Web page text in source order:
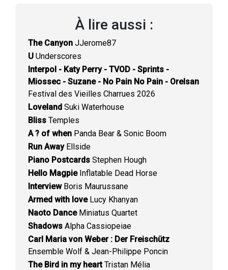
À lire aussi :
The Canyon JJerome87
U Underscores
Interpol - Katy Perry - TVOD - Sprints -
Miossec - Suzane - No Pain No Pain - Orelsan
Festival des Vieilles Charrues 2026
Loveland Suki Waterhouse
Bliss Temples
A ? of when Panda Bear & Sonic Boom
Run AwayEllside
Piano Postcards Stephen Hough
Hello MagpieInflatable Dead Horse
InterviewBoris Maurussane
Armed with loveLucy Khanyan
Naoto DanceMiniatus Quartet
Shadows Alpha Cassiopeiae
Carl Maria von Weber : Der Freischütz
Ensemble Wolf & Jean-Philippe Poncin
The Bird in my heartTristan Mélia